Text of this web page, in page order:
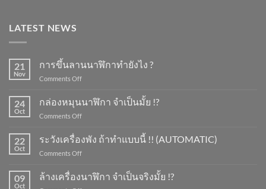
LATEST NEWS
21
Nov
การขึ้นลานนาฬิกาทำยังไง ?
Comments Offon
ลาน
นาฬิกา
ยัง
24
Oct
กล่องหมุนนาฬิกา จำเป็นมั้ย !?
Comments Offon
หมุน
นาฬิกา
จำเป็น
!?
22
Oct
ระวังเครื่องพัง ถ้าทำแบบนี้ !! (AUTOMATIC)
Comments Offon
เครื่อง
พัง
09
Oct
ล้างเครื่องนาฬิกา จำเป็นจริงมั้ย !?